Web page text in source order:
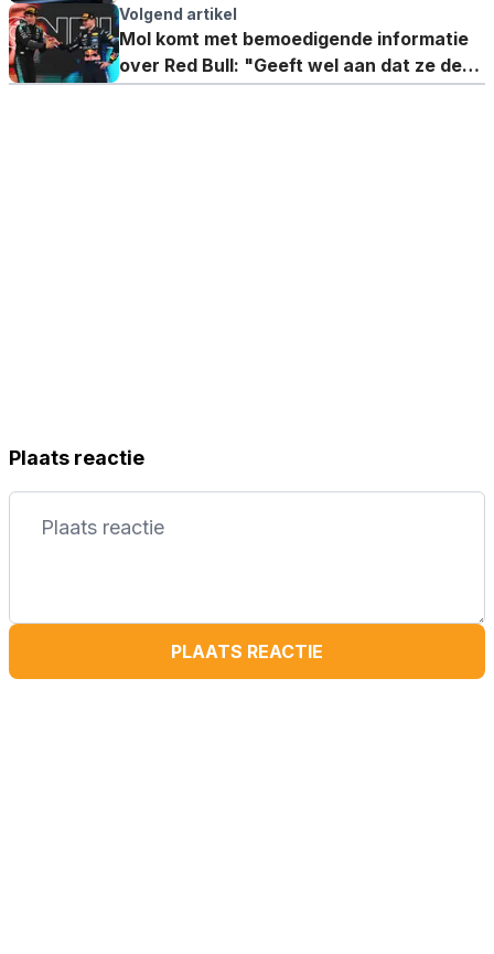
wereld"
Volgend artikel
Mol komt met bemoedigende informatie
over Red Bull: "Geeft wel aan dat ze de
jagende partij zijn"
Plaats reactie
PLAATS REACTIE